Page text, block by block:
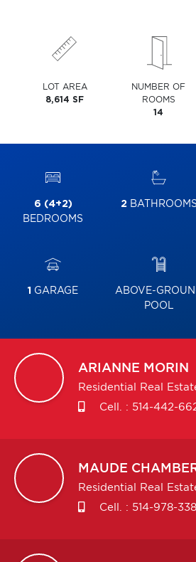
LOT AREA
8,614 SF
NUMBER OF
ROOMS
14
6 (4+2)
BEDROOMS
2BATHROOMS
1 GARAGE
ABOVE-
POOL
ARIANNE MORIN
Residential Real
Cell. : 514-442-
MAUDE
Residential Real
Cell. : 514-978-